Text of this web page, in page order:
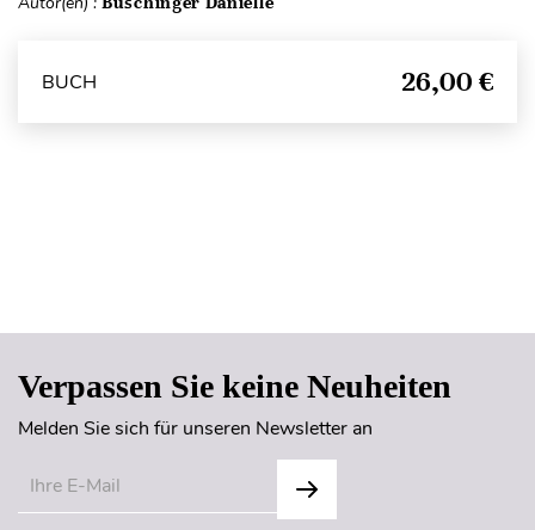
BUCH 26,00 €
Verpassen Sie keine Neuheiten
Melden Sie sich für unseren Newsletter an